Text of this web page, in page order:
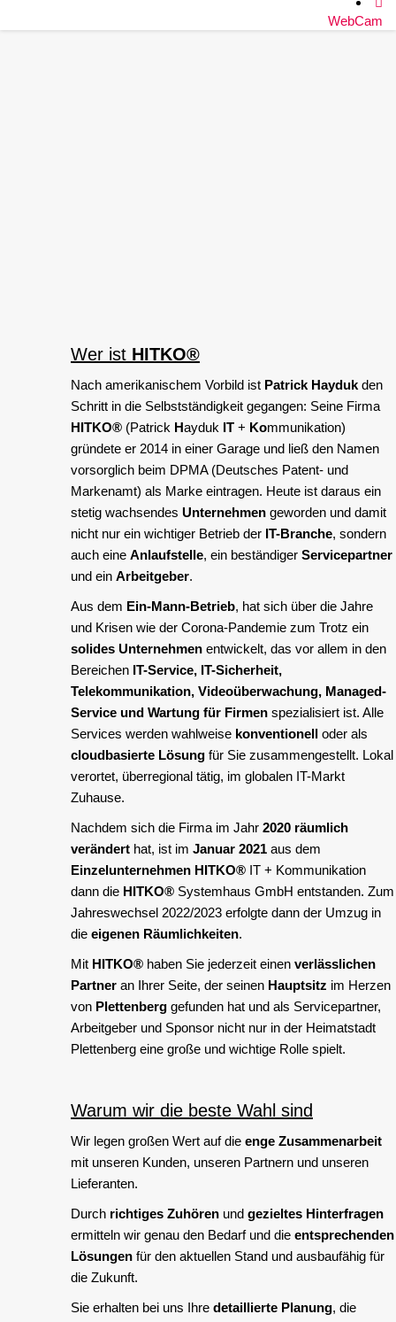
WebCam
Wer ist HITKO®
Nach amerikanischem Vorbild ist Patrick Hayduk den
Schritt in die Selbstständigkeit gegangen: Seine Firma
HITKO® (Patrick Hayduk IT + Kommunikation)
gründete er 2014 in einer Garage und ließ den Namen
vorsorglich beim DPMA (Deutsches Patent- und
Markenamt) als Marke eintragen. Heute ist daraus ein
stetig wachsendes Unternehmen geworden und damit
nicht nur ein wichtiger Betrieb der IT-Branche, sondern
auch eine Anlaufstelle, ein beständiger Servicepartner
und ein Arbeitgeber.
Aus dem Ein-Mann-Betrieb, hat sich über die Jahre
und Krisen wie der Corona-Pandemie zum Trotz ein
solides Unternehmen entwickelt, das vor allem in den
Bereichen IT-Service, IT-Sicherheit,
Telekommunikation, Videoüberwachung, Managed-
Service und Wartung für Firmen spezialisiert ist. Alle
Services werden wahlweise konventionell oder als
cloudbasierte Lösung für Sie zusammengestellt. Lokal
verortet, überregional tätig, im globalen IT-Markt
Zuhause.
Nachdem sich die Firma im Jahr 2020 räumlich
verändert hat, ist im Januar 2021 aus dem
Einzelunternehmen HITKO® IT + Kommunikation
dann die HITKO® Systemhaus GmbH entstanden. Zum
Jahreswechsel 2022/2023 erfolgte dann der Umzug in
die eigenen Räumlichkeiten.
Mit HITKO® haben Sie jederzeit einen verlässlichen
Partner an Ihrer Seite, der seinen Hauptsitz im Herzen
von Plettenberg gefunden hat und als Servicepartner,
Arbeitgeber und Sponsor nicht nur in der Heimatstadt
Plettenberg eine große und wichtige Rolle spielt.
Warum wir die beste Wahl sind
Wir legen großen Wert auf die enge Zusammenarbeit
mit unseren Kunden, unseren Partnern und unseren
Lieferanten.
Durch richtiges Zuhören und gezieltes Hinterfragen
ermitteln wir genau den Bedarf und die entsprechenden
Lösungen für den aktuellen Stand und ausbaufähig für
die Zukunft.
Sie erhalten bei uns Ihre detaillierte Planung, die